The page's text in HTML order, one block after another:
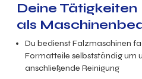
Deine Tätigkeiten
als
Du bedienst Falzmaschinen
Formatteile selbstständig um
anschließende Reinigung